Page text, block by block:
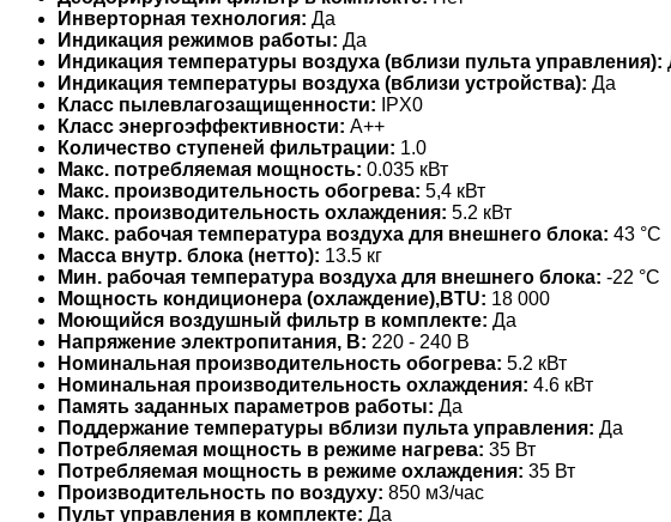
Инверторная технология: Да
Индикация режимов работы: Да
Индикация температуры воздуха (вблизи пульта управления):
Индикация температуры воздуха (вблизи устройства): Да
Класс пылевлагозащищенности: IPX0
Класс энергоэффективности: A++
Количество ступеней фильтрации: 1.0
Макс. потребляемая мощность: 0.035 кВт
Макс. производительность обогрева: 5,4 кВт
Макс. производительность охлаждения: 5.2 кВт
Макс. рабочая температура воздуха для внешнего блока: 43 °С
Масса внутр. блока (нетто): 13.5 кг
Мин. рабочая температура воздуха для внешнего блока: -22 °С
Мощность кондиционера (охлаждение),BTU: 18 000
Моющийся воздушный фильтр в комплекте: Да
Напряжение электропитания, В: 220 - 240 В
Номинальная производительность обогрева: 5.2 кВт
Номинальная производительность охлаждения: 4.6 кВт
Память заданных параметров работы: Да
Поддержание температуры вблизи пульта управления: Да
Потребляемая мощность в режиме нагрева: 35 Вт
Потребляемая мощность в режиме охлаждения: 35 Вт
Производительность по воздуху: 850 м3/час
Пульт управления в комплекте: Да